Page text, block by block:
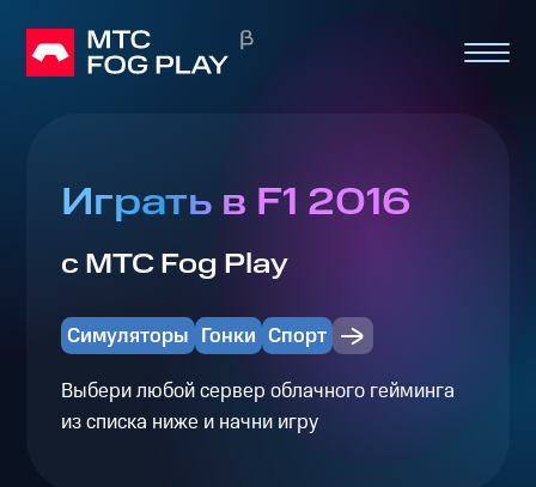
Играть в F1 2016
с МТС Fog Play
Симуляторы Гонки Спорт
Выбери любой сервер облачного гейминга
из списка ниже и начни игру